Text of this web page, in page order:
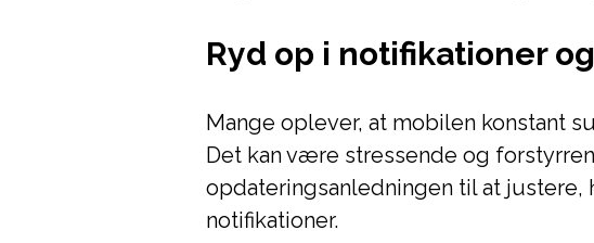
Ryd op i notifikationer
Mange oplever, at mobilen konstant
Det kan være stressende og
opdateringsanledningen til at justere,
notifikationer.